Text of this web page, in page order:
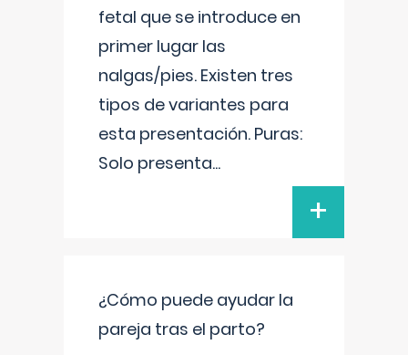
fetal que se introduce en
primer lugar las
nalgas/pies. Existen tres
tipos de variantes para
esta presentación. Puras:
Solo presenta...
+
¿Cómo puede ayudar la
pareja tras el parto?